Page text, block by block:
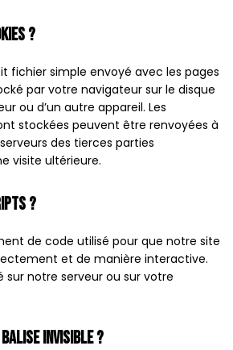
?
fichier simple envoyé avec les pages
par votre navigateur sur le disque
ou d’un autre appareil. Les
stockées peuvent être renvoyées à
des tierces parties
visite ultérieure.
?
de code utilisé pour que notre site
et de manière interactive.
notre serveur ou sur votre
balise invisible ?